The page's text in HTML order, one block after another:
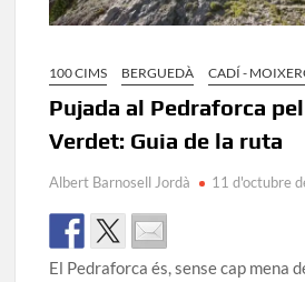
100 CIMS BERGUEDÀ CADÍ -
Pujada al Pedraforca
Verdet: Guia de la ruta
Albert Barnosell Jordà 11 d'octubre
El Pedraforca és, sense cap mena